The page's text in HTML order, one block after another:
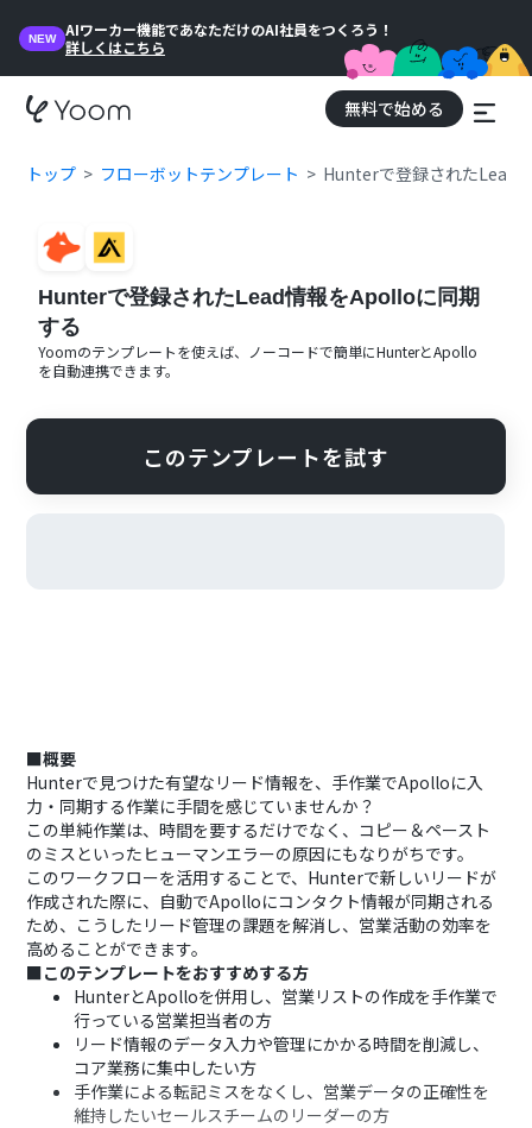
NEW
AIワーカー機能であなただけのAI社員をつくろう！
詳しくはこちら
無料で始める
トップ フローボットテンプレート Hunterで登録されたLead
Hunterで登録されたLead情報をApolloに同期
する
Yoomのテンプレートを使えば、ノーコードで簡単にHunterとApollo
を自動連携できます。
このテンプレートを試す
■概要
Hunterで見つけた有望なリード情報を、手作業でApolloに入
力・同期する作業に手間を感じていませんか？
この単純作業は、時間を要するだけでなく、コピー＆ペースト
のミスといったヒューマンエラーの原因にもなりがちです。
このワークフローを活用することで、Hunterで新しいリードが
作成された際に、自動でApolloにコンタクト情報が同期される
ため、こうしたリード管理の課題を解消し、営業活動の効率を
高めることができます。
■このテンプレートをおすすめする方
HunterとApolloを併用し、営業リストの作成を手作業で
行っている営業担当者の方
リード情報のデータ入力や管理にかかる時間を削減し、
コア業務に集中したい方
手作業による転記ミスをなくし、営業データの正確性を
維持したいセールスチームのリーダーの方